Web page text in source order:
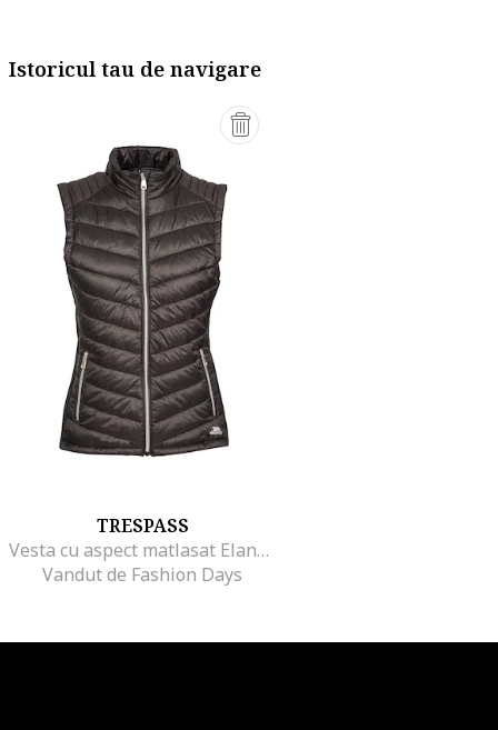
Istoricul tau de navigare
TRESPASS
Vesta cu aspect matlasat Elanora, Negru
Vandut de Fashion Days